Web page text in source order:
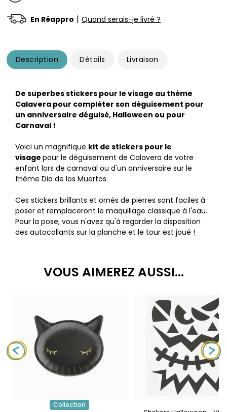
En Réappro | Quand serais-je livré ?
Description Détails Livraison
De superbes stickers pour le visage au thème
Calavera pour compléter son déguisement pour
un anniversaire déguisé, Halloween ou pour
Carnaval !
Voici un magnifique kit de stickers pour le
visage pour le déguisement de Calavera de votre
enfant lors de carnaval ou d'un anniversaire sur le
thème Dia de los Muertos.
Ces stickers brillants et ornés de pierres sont faciles à
poser et remplaceront le maquillage classique à l'eau.
Pour la pose, vous n'avez qu'à regarder la disposition
des autocollants sur la planche et le tour est joué !
VOUS AIMEREZ AUSSI...
Collection